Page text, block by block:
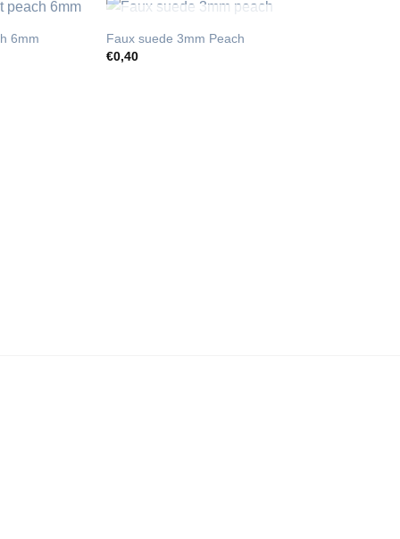
6mm UITVERKOCHT
Faux suede 3mm Peach
€0,40